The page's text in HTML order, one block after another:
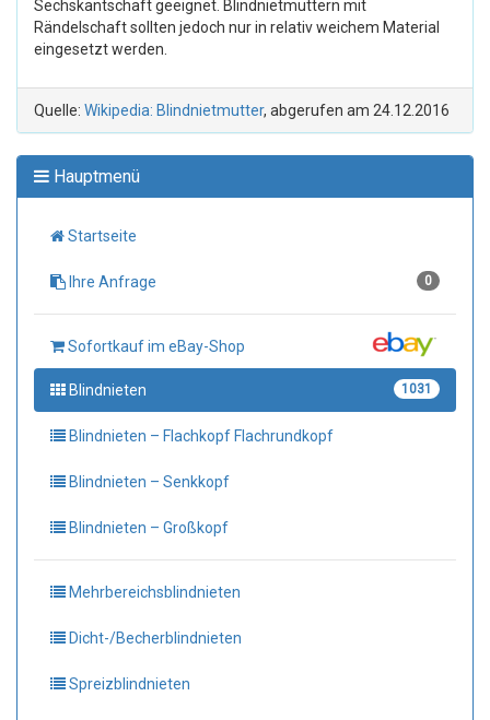
Sechskantschaft geeignet. Blindnietmuttern mit
Rändelschaft sollten jedoch nur in relativ weichem Material
eingesetzt werden.
Quelle: Wikipedia: Blindnietmutter, abgerufen am 24.12.2016
Hauptmenü
Startseite
Ihre Anfrage 0
Sofortkauf im eBay-Shop
Blindnieten 1031
Blindnieten – Flachkopf Flachrundkopf
Blindnieten – Senkkopf
Blindnieten – Großkopf
Mehrbereichsblindnieten
Dicht-/Becherblindnieten
Spreizblindnieten